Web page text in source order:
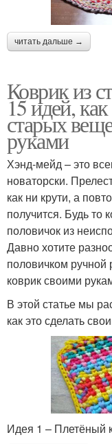
читать дальше →
Коврик из
15 идей,
старых
руками
Хэнд-мейд – это
новаторски.
как ни крути, а
получится. Будь то
половичок из
Давно хотите
половичком ручной
коврик своими
В этой статье мы
как это сделать
Идея 1 – Плетёный